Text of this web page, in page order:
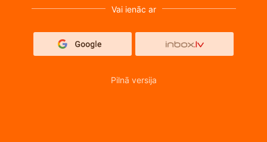
Vai ienāc ar
Pilnā versija